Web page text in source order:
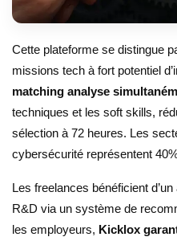
Cette plateforme se distingue
missions tech à fort potentiel
matching analyse
techniques et les soft skills,
sélection à 72 heures. Les
cybersécurité représentent
Les freelances bénéficient
R&D via un système de
les employeurs, Kicklox